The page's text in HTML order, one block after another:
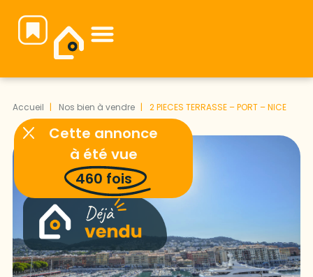
Accueil Nos bien à vendre 2 PIECES TERRASSE – PORT – NICE
Cette annonce
à été vue
460 fois